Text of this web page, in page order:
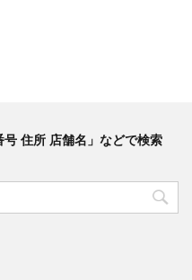
住所 店舗名」などで検索